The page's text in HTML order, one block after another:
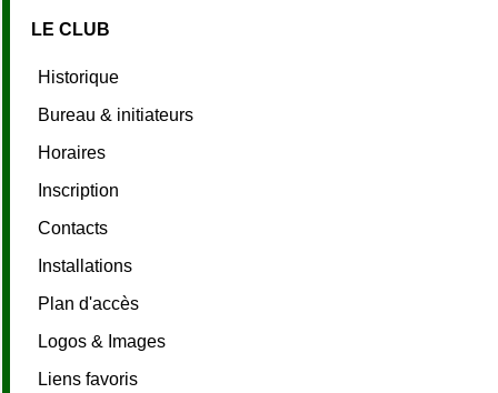
LE CLUB
Historique
Bureau & initiateurs
Horaires
Inscription
Contacts
Installations
Plan d'accès
Logos & Images
Liens favoris